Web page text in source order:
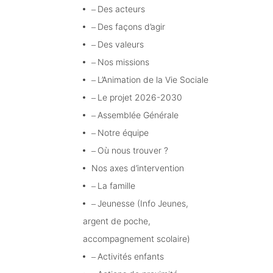
Des acteurs
Des façons d’agir
Des valeurs
Nos missions
L’Animation de la Vie Sociale
Le projet 2026-2030
Assemblée Générale
Notre équipe
Où nous trouver ?
Nos axes d’intervention
La famille
Jeunesse (Info Jeunes,
argent de poche,
accompagnement scolaire)
Activités enfants